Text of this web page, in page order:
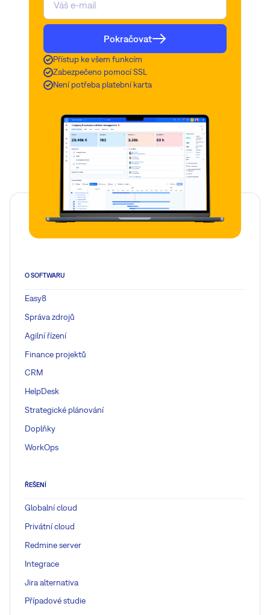
Pokračovat
Přístup ke všem funkcím
Zabezpečeno pomocí SSL
Není potřeba platební karta
O SOFTWARU
Easy8
Správa zdrojů
Agilní řízení
Finance projektů
CRM
HelpDesk
Strategické plánování
Doplňky
WorkOps
ŘEŠENÍ
Globalní cloud
Privátní cloud
Redmine server
Integrace
Jira alternativa
Případové studie